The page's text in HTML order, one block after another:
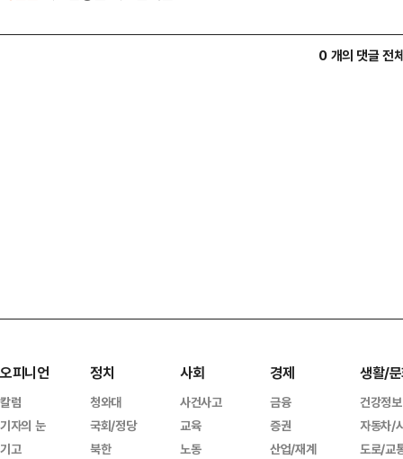
0 개의 댓글 전
오피니언
칼럼
기자의 눈
기고
정치
청와대
국회/정당
북한
사회
사건사고
교육
노동
경제
금융
증권
산업/재계
생활/
건강정보
자동차/
도로/교